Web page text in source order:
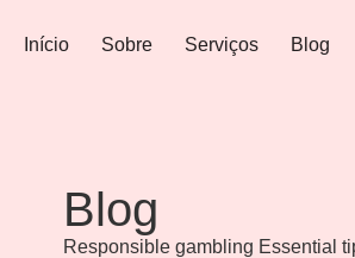
Início Sobre Serviços Blog
Blog
Responsible gambling Essential